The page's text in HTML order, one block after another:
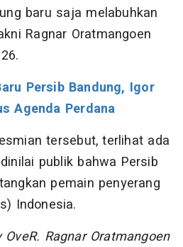
baru saja melabuhkan
Ragnar Oratmangoen
Persib Bandung, Igor
Agenda Perdana
tersebut, terlihat ada
publik bahwa Persib
pemain penyerang
Indonesia.
Ragnar Oratmangoen